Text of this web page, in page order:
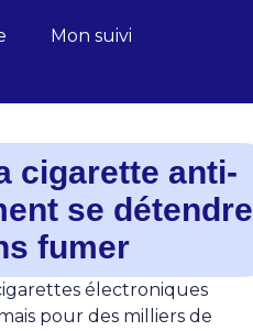
Mon suivi
cigarette anti-
se détendre
fumer
électroniques
pour des milliers de